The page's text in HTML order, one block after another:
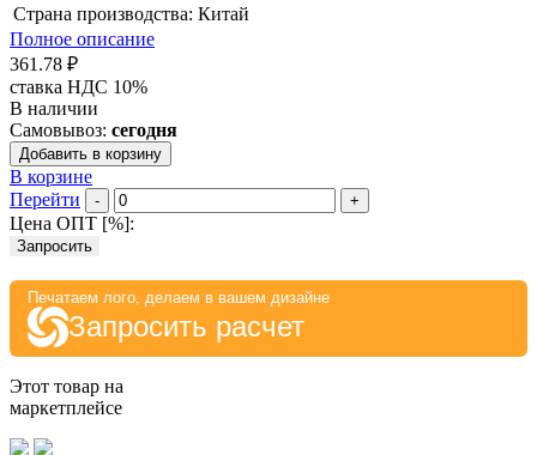
Страна производства: Китай
Полное описание
361.78 ₽
ставка НДС 10%
В наличии
Самовывоз: сегодня
Добавить в корзину
В корзине
Перейти
- +
Цена ОПТ [%]:
Запросить
Печатаем лого, делаем в вашем дизайне
Запросить расчет
Этот товар на
маркетплейсе